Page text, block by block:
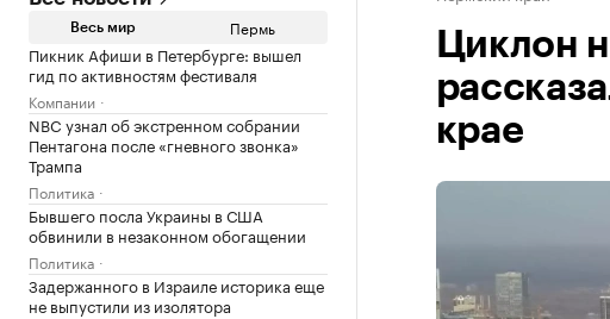
Весь мир Пермь
Пикник Афиши в Петербурге: вышел
гид по активностям фестиваля
Компании
NBC узнал об экстренном собрании
Пентагона после «гневного звонка»
Трампа
Политика
Бывшего посла Украины в США
обвинили в незаконном обогащении
Политика
Задержанного в Израиле историка еще
не выпустили из изолятора
Циклон
крае